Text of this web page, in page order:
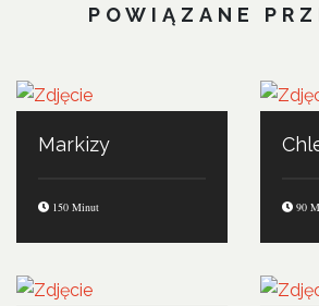
POWIĄZANE
Markizy
150 Minut 90